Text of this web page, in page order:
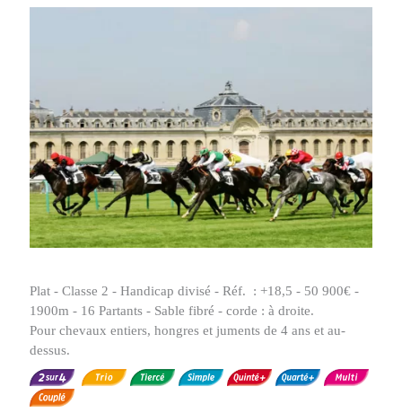
Plat - Classe 2 - Handicap divisé - Réf. : +18,5 - 50 900€ -
1900m - 16 Partants - Sable fibré - corde : à droite.
Pour chevaux entiers, hongres et juments de 4 ans et au-
dessus.